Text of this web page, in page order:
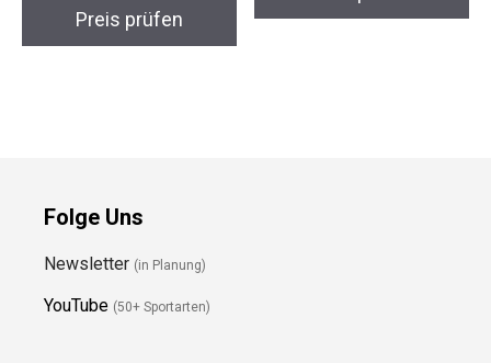
Preis prüfen
Folge Uns
Newsletter (in Planung)
YouTube (50+ Sportarten)